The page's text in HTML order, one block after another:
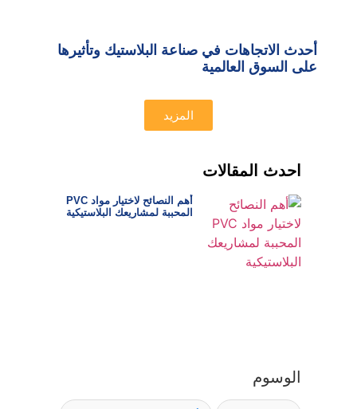
أحدث الاتجاهات في صناعة البلاستيك وتأثيرها
على السوق العالمية
المزيد
احدث المقالات
أهم النصائح لاختيار مواد PVC
المحببة لمشاريعك البلاستيكية
الوسوم